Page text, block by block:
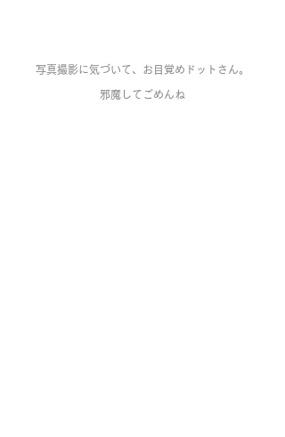
写真撮影に気づいて、お目覚めドットさん。
邪魔してごめんね